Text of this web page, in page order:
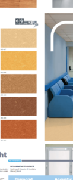
Silver Knight 2